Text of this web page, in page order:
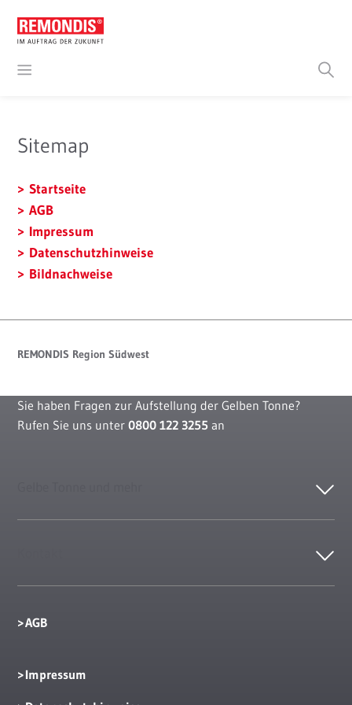
Sitemap
Startseite
AGB
Impressum
Datenschutzhinweise
Bildnachweise
REMONDIS Region Südwest
AGB
Impressum
Sie haben Fragen zur Aufstellung der Gelben Tonne?
Rufen Sie uns unter 0800 122 3255 an